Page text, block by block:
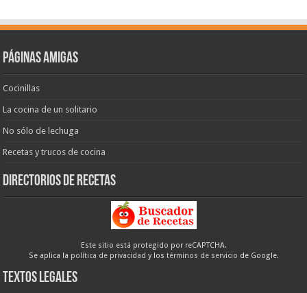
Páginas amigas
Cocinillas
La cocina de un solitario
No sólo de lechuga
Recetas y trucos de cocina
Directorios de recetas
Este sitio está protegido por reCAPTCHA.
Se aplica la política de privacidad y los términos de servicio de Google.
Textos legales